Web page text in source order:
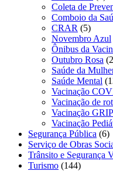
Coleta de
Comboio da
CRAR (5)
Novembro Azul
Ônibus da
Outubro Rosa
Saúde da
Saúde Mental
Vacinação
Vacinação de
Vacinação
Vacinação
Segurança Pública (6)
Serviço de Obras
Trânsito e Segurança
Turismo (144)